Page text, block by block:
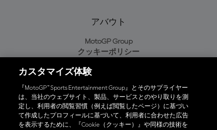
アバウト
MotoGP Group
クッキーポリシー
プライバシーポリシー
購入ポリシー
オフィシャルアプリ
カスタマイズ体験
『MotoGP™ Sports Entertainment Group』とそのサプライヤー
は、当社のウェブサイト、製品、サービスとのやり取りを測
定し、利用者の閲覧習慣（例えば閲覧したページ）に基づい
て作成したプロフィールに基づいて、利用者に合わせた広告
を表示するために、『Cookie（クッキー）』や同様の技術を